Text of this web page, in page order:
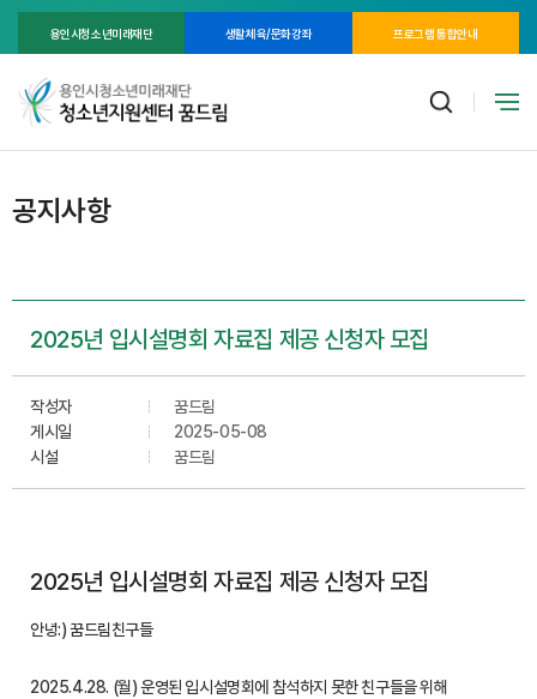
용인시청소년미래재단 생활체육/문화강좌 프로그램 통합안내
공지사항
2025년 입시설명회 자료집 제공 신청자 모집
작성자
꿈드림
게시일
2025-05-08
시설
꿈드림
2025년 입시설명회 자료집 제공 신청자 모집
안녕:) 꿈드림친구들
2025.4.28. (월) 운영된 입시설명회에 참석하지 못한 친구들을 위해